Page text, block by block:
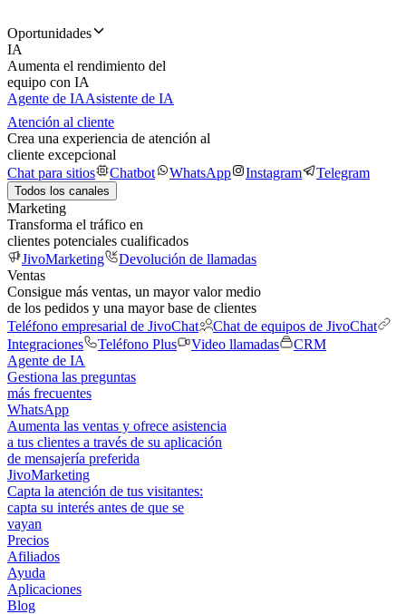
Oportunidades
IA
Aumenta el rendimiento del
equipo con IA
Agente de IAAsistente de IA
Atención al cliente
Crea una experiencia de atención al
cliente excepcional
Chat para sitios
Chatbot WhatsApp Instagram Telegram
Todos los canales
Marketing
Transforma el tráfico en
clientes potenciales cualificados
JivoMarketing
Devolución de llamadas
Ventas
Consigue más ventas, un mayor valor medio
de los pedidos y una mayor base de clientes
Teléfono empresarial de JivoChat
Chat de equipos de JivoChat
Integraciones
Teléfono Plus Video llamadas
CRM
Agente de IA
Gestiona las preguntas
más frecuentes
WhatsApp
Aumenta las ventas y ofrece asistencia
a tus clientes a través de su aplicación
de mensajería preferida
JivoMarketing
Capta la atención de tus visitantes:
capta su interés antes de que se
vayan
Precios
Afiliados
Ayuda
Aplicaciones
Blog